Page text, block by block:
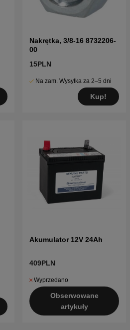
Nakrętka, 3/8-16 8732206-
00
15PLN
Na zam. Wysyłka za 2–5 dni
Kup!
Akumulator 12V 24Ah
409PLN
Wyprzedano
Obserwowane
artykuły